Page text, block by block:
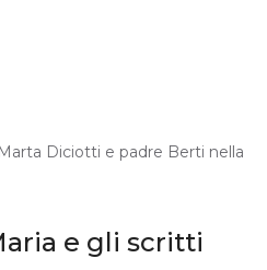
e gli scritti